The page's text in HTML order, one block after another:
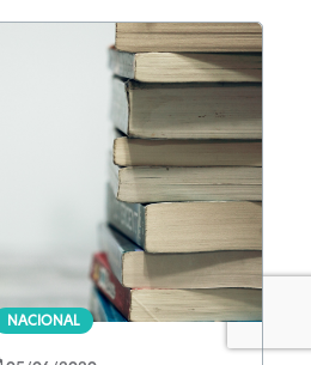
NACIONAL